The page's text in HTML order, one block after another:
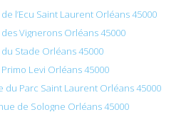
l’Ecu Saint Laurent Orléans 45000
Vignerons Orléans 45000
Stade Orléans 45000
Levi Orléans 45000
du Parc Saint Laurent Orléans 45000
de Sologne Orléans 45000